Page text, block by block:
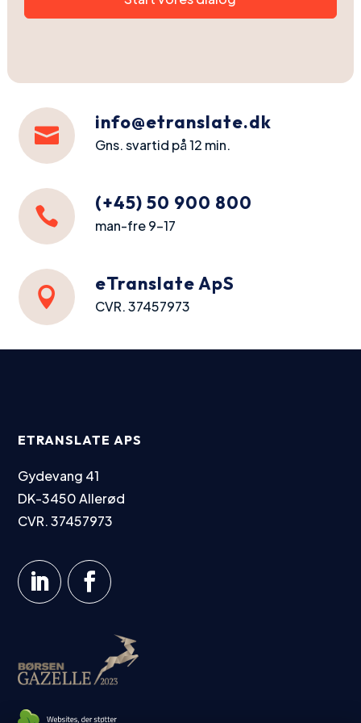

info@etranslate.dk
Gns. svartid på 12 min.

(+45) 50 900 800
man-fre 9-17

eTranslate ApS
CVR. 37457973
ETRANSLATE APS
Gydevang 41
DK-3450 Allerød
CVR. 37457973